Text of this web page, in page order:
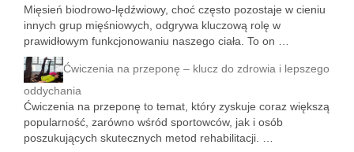
Mięsień biodrowo-lędźwiowy, choć często pozostaje w cieniu
innych grup mięśniowych, odgrywa kluczową rolę w
prawidłowym funkcjonowaniu naszego ciała. To on …
Ćwiczenia na przeponę – klucz do zdrowia i lepszego
oddychania
Ćwiczenia na przeponę to temat, który zyskuje coraz większą
popularność, zarówno wśród sportowców, jak i osób
poszukujących skutecznych metod rehabilitacji. …